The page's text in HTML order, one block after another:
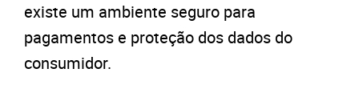
existe um ambiente seguro para
pagamentos e proteção dos dados do
consumidor.